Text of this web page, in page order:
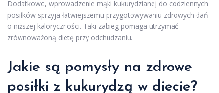
Dodatkowo, wprowadzenie mąki kukurydzianej do codziennych
posiłków sprzyja łatwiejszemu przygotowywaniu zdrowych dań
o niższej kaloryczności. Taki zabieg pomaga utrzymać
zrównoważoną dietę przy odchudzaniu.
Jakie są pomysły na zdrowe
posiłki z kukurydzą w diecie?